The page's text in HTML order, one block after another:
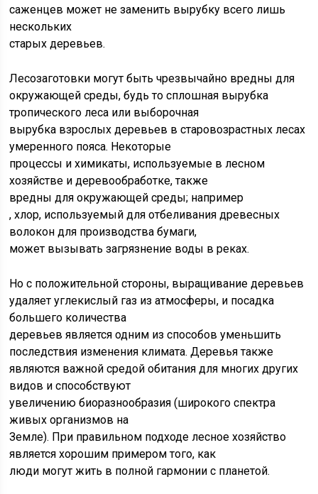
саженцев может не заменить вырубку всего лишь
нескольких
старых деревьев.
Лесозаготовки могут быть чрезвычайно вредны для
окружающей среды, будь то сплошная вырубка
тропического леса или выборочная
вырубка взрослых деревьев в старовозрастных лесах
умеренного пояса. Некоторые
процессы и химикаты, используемые в лесном
хозяйстве и деревообработке, также
вредны для окружающей среды; например
, хлор, используемый для отбеливания древесных
волокон для производства бумаги,
может вызывать загрязнение воды в реках.
Но с положительной стороны, выращивание деревьев
удаляет углекислый газ из атмосферы, и посадка
большего количества
деревьев является одним из способов уменьшить
последствия изменения климата. Деревья также
являются важной средой обитания для многих других
видов и способствуют
увеличению биоразнообразия (широкого спектра
живых организмов на
Земле). При правильном подходе лесное хозяйство
является хорошим примером того, как
люди могут жить в полной гармонии с планетой.